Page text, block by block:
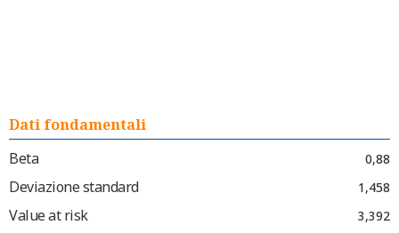
Dati fondamentali
Beta
0,88
Deviazione standard 1,458
Value at risk 3,392